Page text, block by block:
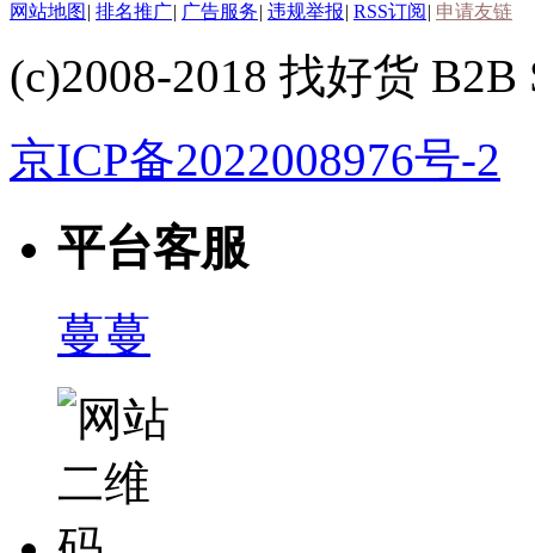
网站地图 | 排名推广| 广告服务| 违规举报| RSS订阅 | 申请友链
(c)2008-2018 找好货 B2B
京ICP备2022008976号-2
平台客服
蔓蔓